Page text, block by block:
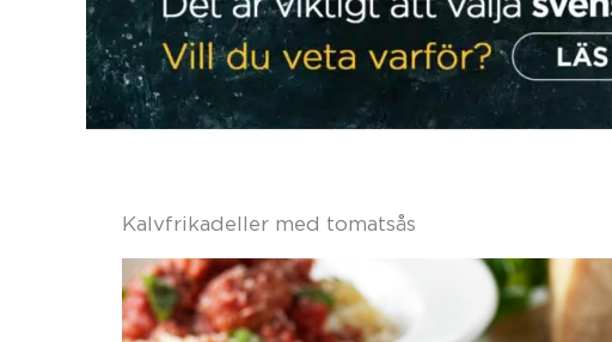
Kalvfrikadeller med tomatsås